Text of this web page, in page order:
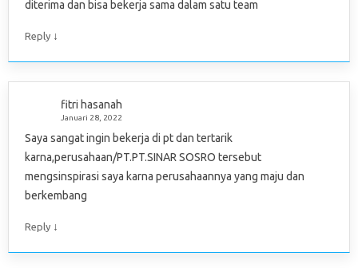
diterima dan bisa bekerja sama dalam satu team
Reply ↓
fitri hasanah
Januari 28, 2022
Saya sangat ingin bekerja di pt dan tertarik
karna,perusahaan/PT.PT.SINAR SOSRO tersebut
mengsinspirasi saya karna perusahaannya yang maju dan
berkembang
Reply ↓